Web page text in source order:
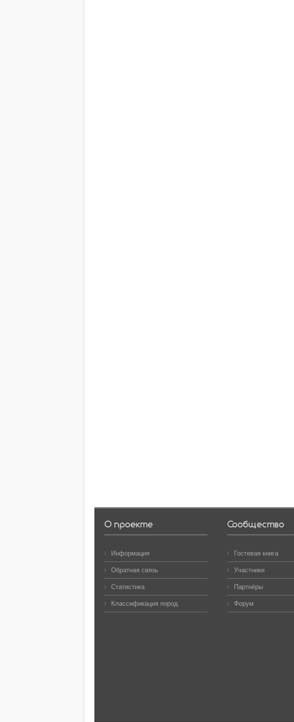
О проекте
Информация
Обратная связь
Статистика
Классификация пород
Сообщество
Гостевая книга
Участники
Партнёры
Форум